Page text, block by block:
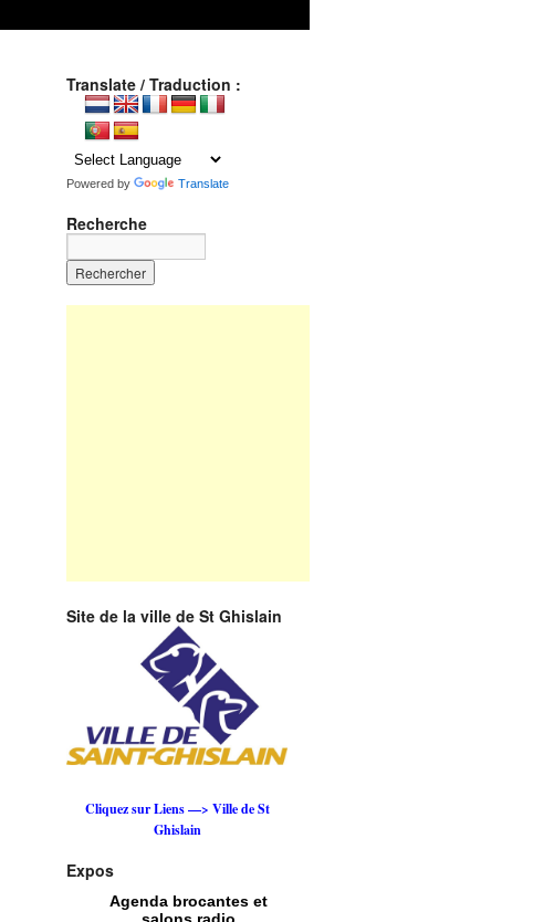
Translate / Traduction :
Powered by Translate
Recherche
Site de la ville de St Ghislain
Cliquez sur Liens —> Ville de St
Ghislain
Expos